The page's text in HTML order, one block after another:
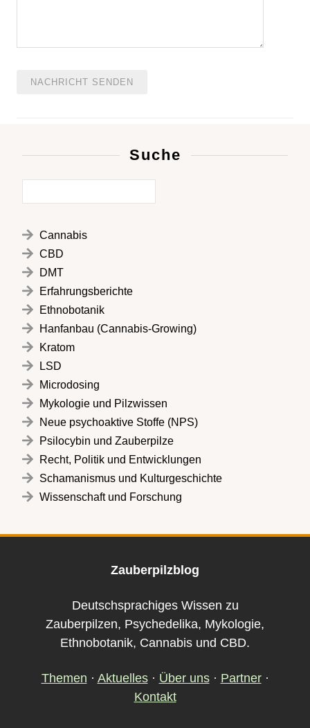
Suche
Cannabis
CBD
DMT
Erfahrungsberichte
Ethnobotanik
Hanfanbau (Cannabis-Growing)
Kratom
LSD
Microdosing
Mykologie und Pilzwissen
Neue psychoaktive Stoffe (NPS)
Psilocybin und Zauberpilze
Recht, Politik und Entwicklungen
Schamanismus und Kulturgeschichte
Wissenschaft und Forschung
Zauberpilzblog
Deutschsprachiges Wissen zu
Zauberpilzen, Psychedelika, Mykologie,
Ethnobotanik, Cannabis und CBD.
Themen · Aktuelles· Über uns· Partner·
Kontakt